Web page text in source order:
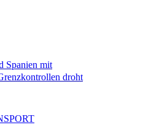
Spanien mit
droht